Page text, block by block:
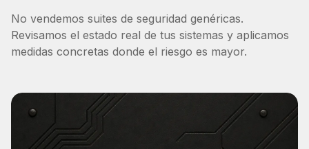
No vendemos suites de seguridad genéricas.
Revisamos el estado real de tus sistemas y aplicamos
medidas concretas donde el riesgo es mayor.